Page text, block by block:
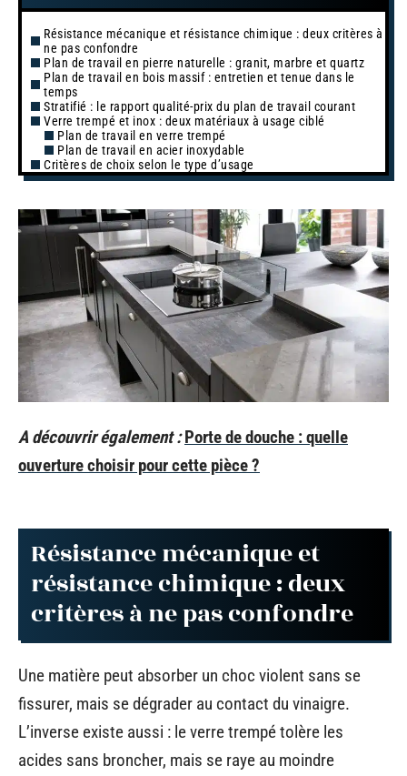
Résistance mécanique et résistance chimique : deux critères à
ne pas confondre
Plan de travail en pierre naturelle : granit, marbre et quartz
Plan de travail en bois massif : entretien et tenue dans le
temps
Stratifié : le rapport qualité-prix du plan de travail courant
Verre trempé et inox : deux matériaux à usage ciblé
Plan de travail en verre trempé
Plan de travail en acier inoxydable
Critères de choix selon le type d’usage
A découvrir également : Porte de douche : quelle
ouverture choisir pour cette pièce ?
Résistance mécanique et
résistance chimique : deux
critères à ne pas confondre
Une matière peut absorber un choc violent sans se
fissurer, mais se dégrader au contact du vinaigre.
L’inverse existe aussi : le verre trempé tolère les
acides sans broncher, mais se raye au moindre